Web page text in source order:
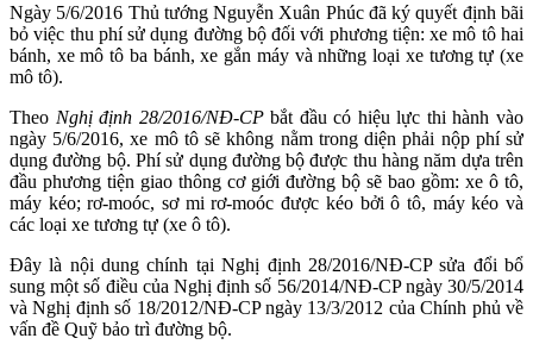
Ngày 5/6/2016 Thủ tướng Nguyễn Xuân Phúc đã ký quyết định bãi
bỏ việc thu phí sử dụng đường bộ đối với phương tiện: xe mô tô hai
bánh, xe mô tô ba bánh, xe gắn máy và những loại xe tương tự (xe
mô tô).
Theo Nghị định 28/2016/NĐ-CPbắt đầu có hiệu lực thi hành vào
ngày 5/6/2016, xe mô tô sẽ không nằm trong diện phải nộp phí sử
dụng đường bộ. Phí sử dụng đường bộ được thu hàng năm dựa trên
đầu phương tiện giao thông cơ giới đường bộ sẽ bao gồm: xe ô tô,
máy kéo; rơ-moóc, sơ mi rơ-moóc được kéo bởi ô tô, máy kéo và
các loại xe tương tự (xe ô tô).
Đây là nội dung chính tại Nghị định 28/2016/NĐ-CP sửa đổi bổ
sung một số điều của Nghị định số 56/2014/NĐ-CP ngày 30/5/2014
và Nghị định số 18/2012/NĐ-CP ngày 13/3/2012 của Chính phủ về
vấn đề Quỹ bảo trì đường bộ.